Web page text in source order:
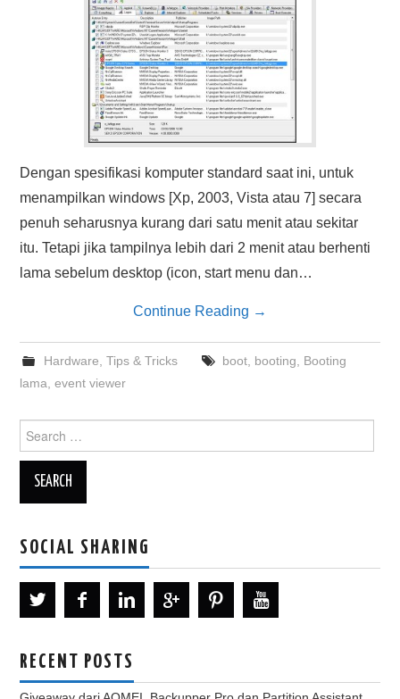
Dengan spesifikasi komputer standard saat ini, untuk
menampilkan windows [Xp, 2003, Vista atau 7] secara
penuh seharusnya kurang dari satu menit atau sekitar
itu. Tetapi jika tampilnya lebih dari 2 menit atau berhenti
lama sebelum desktop (icon, start menu dan…
Continue Reading →
Hardware Tips & Tricks boot, booting
Booting
lama ,event viewer
for:
SOCIAL SHARING
RECENT POSTS